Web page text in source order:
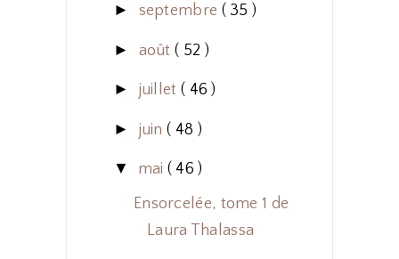
► septembre ( 35 )
► août ( 52 )
► juillet ( 46 )
► juin ( 48 )
▼ mai ( 46 )
Ensorcelée, tome 1 de
Laura Thalassa